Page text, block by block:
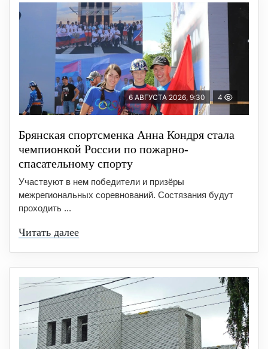
6 АВГУСТА 2026, 9:30 4
Брянская спортсменка Анна Кондря стала
чемпионкой России по пожарно-
спасательному спорту
Участвуют в нем победители и призёры
межрегиональных соревнований. Состязания будут
проходить ...
Читать далее